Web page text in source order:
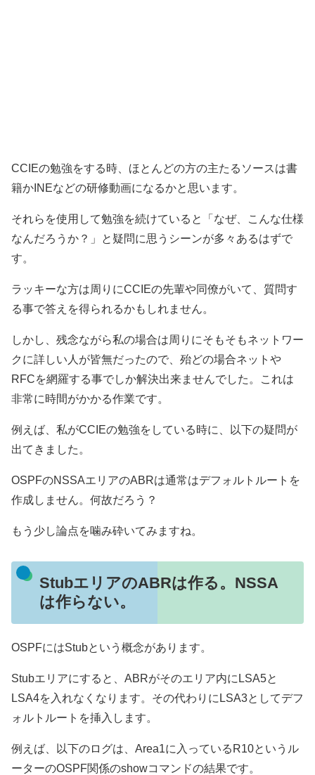
CCIEの勉強をする時、ほとんどの方の主たるソースは書
籍かINEなどの研修動画になるかと思います。
それらを使用して勉強を続けていると「なぜ、こんな仕様
なんだろうか？」と疑問に思うシーンが多々あるはずで
す。
ラッキーな方は周りにCCIEの先輩や同僚がいて、質問す
る事で答えを得られるかもしれません。
しかし、残念ながら私の場合は周りにそもそもネットワー
クに詳しい人が皆無だったので、殆どの場合ネットや
RFCを網羅する事でしか解決出来ませんでした。これは
非常に時間がかかる作業です。
例えば、私がCCIEの勉強をしている時に、以下の疑問が
出てきました。
OSPFのNSSAエリアのABRは通常はデフォルトルートを
作成しません。何故だろう？
もう少し論点を噛み砕いてみますね。
StubエリアのABRは作る。NSSA
は作らない。
OSPFにはStubという概念があります。
Stubエリアにすると、ABRがそのエリア内にLSA5と
LSA4を入れなくなります。その代わりにLSA3としてデフ
ォルトルートを挿入します。
例えば、以下のログは、Area1に入っているR10というル
ーターのOSPF関係のshowコマンドの結果です。